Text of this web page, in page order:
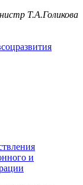
Т.А.Голикова